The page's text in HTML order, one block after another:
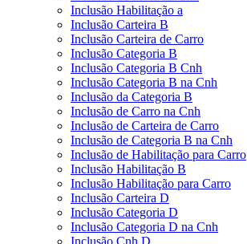
Inclusão Habilitação a
Inclusão Carteira B
Inclusão Carteira de Carro
Inclusão Categoria B
Inclusão Categoria B Cnh
Inclusão Categoria B na Cnh
Inclusão da Categoria B
Inclusão de Carro na Cnh
Inclusão de Carteira de Carro
Inclusão de Categoria B na Cnh
Inclusão de Habilitação para Carro
Inclusão Habilitação B
Inclusão Habilitação para Carro
Inclusão Carteira D
Inclusão Categoria D
Inclusão Categoria D na Cnh